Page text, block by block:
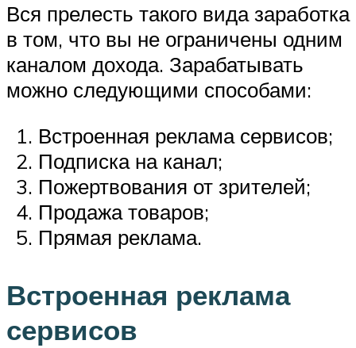
Вся прелесть такого вида заработка
в том, что вы не ограничены одним
каналом дохода. Зарабатывать
можно следующими способами:
Встроенная реклама сервисов;
Подписка на канал;
Пожертвования от зрителей;
Продажа товаров;
Прямая реклама.
Встроенная реклама
сервисов